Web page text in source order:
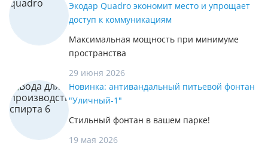
Экодар Quadro экономит место и упрощает
доступ к коммуникациям
Максимальная мощность при минимуме
пространства
29 июня 2026
Новинка: антивандальный питьевой фонтан
"Уличный-1"
Стильный фонтан в вашем парке!
19 мая 2026